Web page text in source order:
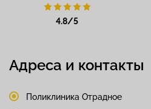
4.8/5
Адреса и контакты
Поликлиника Отрадное